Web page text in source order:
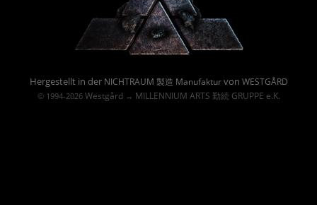
Hergestellt in der NICHTRAUM 製造 Manufakturvon WESTGÅRD
© 1994-2026 Westgård→ MILLENNIUM ARTS 勤続 GRUPPE e.K.
Powered By :